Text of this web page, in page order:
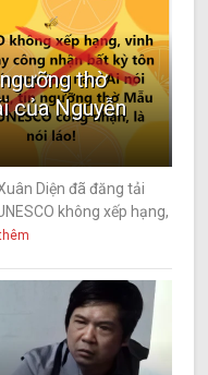
thờ
của Nguyễn
Diện đã đăng tải
không xếp hạng,